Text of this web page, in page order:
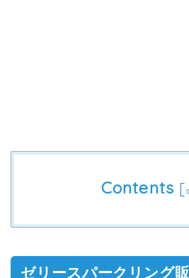
Contents [
ゼリースパークリング